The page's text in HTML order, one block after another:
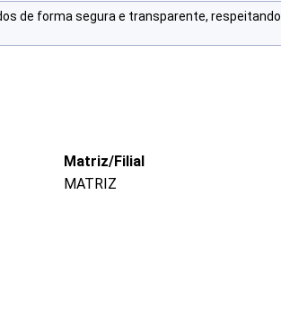
de forma segura e transparente, respeitando
Matriz/Filial
MATRIZ